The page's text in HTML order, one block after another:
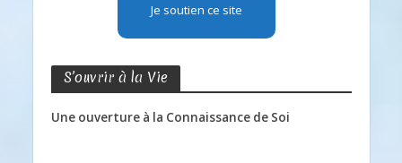
Je soutien ce site
S’ouvrir à la Vie
Une ouverture à la Connaissance de Soi